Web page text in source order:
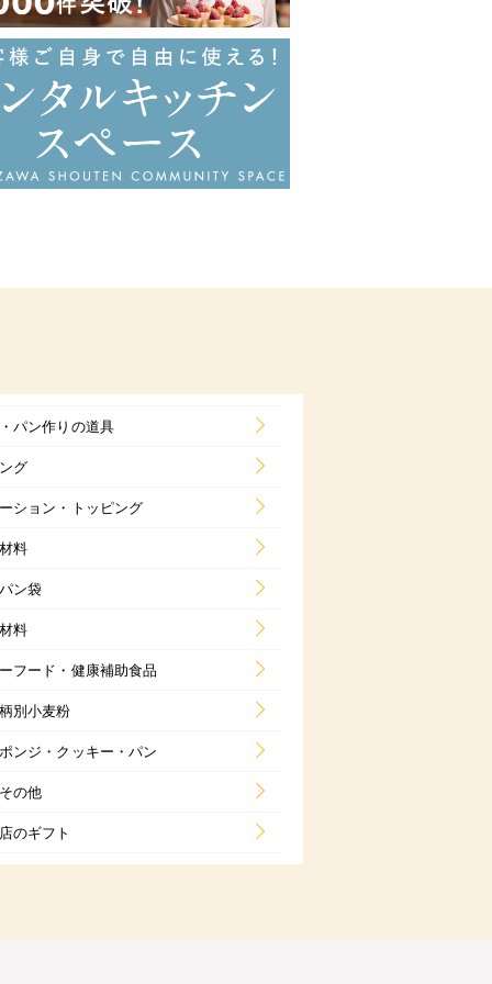
パン作りの道具
グ
ション・トッピング
料
ン袋
料
フード・健康補助食品
別小麦粉
ンジ・クッキー・パン
の他
のギフト